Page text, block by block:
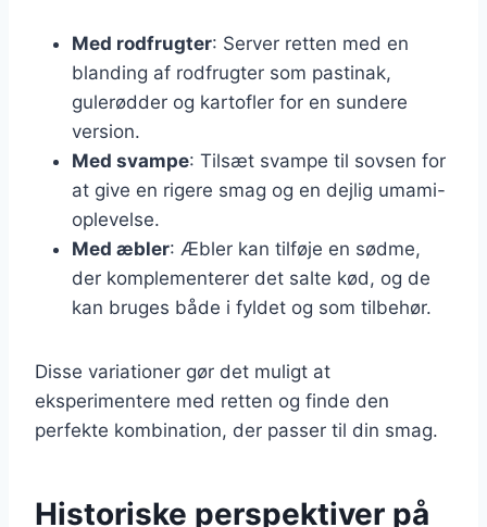
Med rodfrugter: Server retten med en
blanding af rodfrugter som pastinak,
gulerødder og kartofler for en sundere
version.
Med svampe: Tilsæt svampe til sovsen for
at give en rigere smag og en dejlig umami-
oplevelse.
Med æbler: Æbler kan tilføje en sødme,
der komplementerer det salte kød, og de
kan bruges både i fyldet og som tilbehør.
Disse variationer gør det muligt at
eksperimentere med retten og finde den
perfekte kombination, der passer til din smag.
Historiske perspektiver på